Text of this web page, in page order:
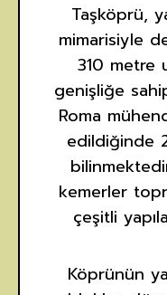
Taşköprü,
mimarisiyle
310 metre
genişliğe
Roma
edildiğinde
kemerler
çeşitli
Köprünün